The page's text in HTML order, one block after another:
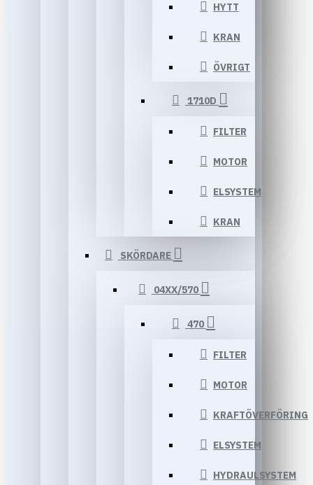
HYTT
KRAN
ÖVRIGT
1710D
FILTER
MOTOR
ELSYSTEM
KRAN
SKÖRDARE
04XX/570
470
FILTER
MOTOR
KRAFTÖVERFÖRING
ELSYSTEM
HYDRAULSYSTEM